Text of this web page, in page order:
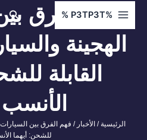
%P3TP3T % البحث %P3TP3T % فهم الفرق بين
الهجينة
القابلة
الأنسب
الرئيسية/الأخبار / فهم الفرق بين السيارات
للشحن: أيهما الأنسب